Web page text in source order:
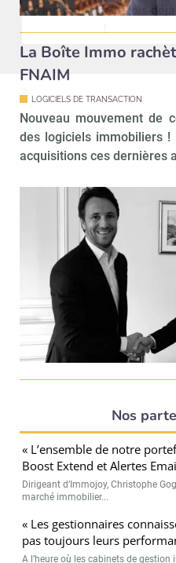
La Boîte Immo
FNAIM
LOGICIELS DE TRANSACTION
Nouveau mouvement de
des logiciels immobiliers
acquisitions ces dernières
Nos
« L’ensemble de notre
Boost Extend et Alertes
Dirigeant d’Immojoy, Christophe
marché immobilier...
« Les gestionnaires
pas toujours leurs
A l’heure où les cabinets de
Non merci, je reçois déjà
!